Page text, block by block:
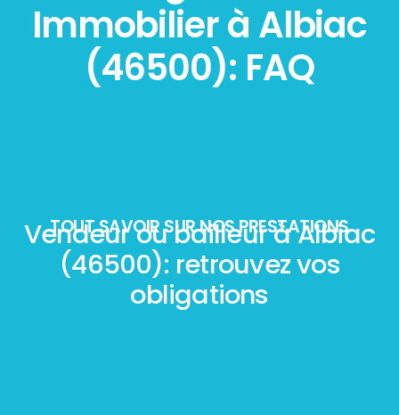
Immobilier à Albiac
(46500): FAQ
TOUT SAVOIR SUR NOS PRESTATIONS
Vendeur ou bailleur à Albiac
(46500): retrouvez vos
obligations